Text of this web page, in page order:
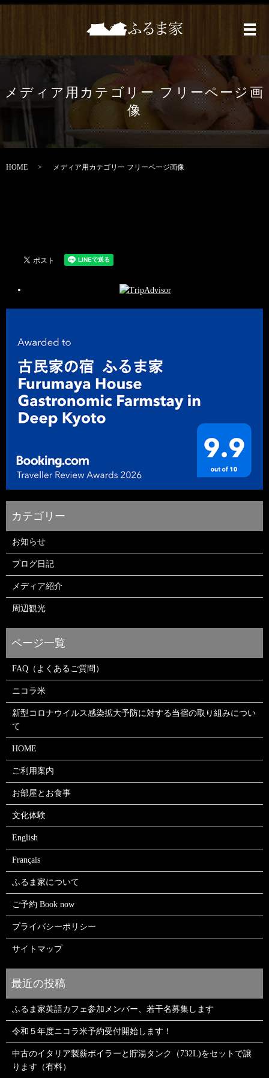
メ
メディア用カテゴリー フリーページ画
像
HOME メディア用カテゴリー フリーページ画像
お知らせ
ブログ日記
メディア紹介
周辺観光
FAQ（よくあるご質問）
ニコラ米
新型コロナウイルス感染拡大予防に対する当宿の取り組みについ
て
HOME
ご利用案内
お部屋とお食事
文化体験
English
Français
ふるま家について
ご予約 Book now
プライバシーポリシー
サイトマップ
ふるま家英語カフェ参加メンバー、若干名募集します
令和５年度ニコラ米予約受付開始します！
中古のイタリア製薪ボイラーと貯湯タンク（732L)をセットで譲
ります（有料）